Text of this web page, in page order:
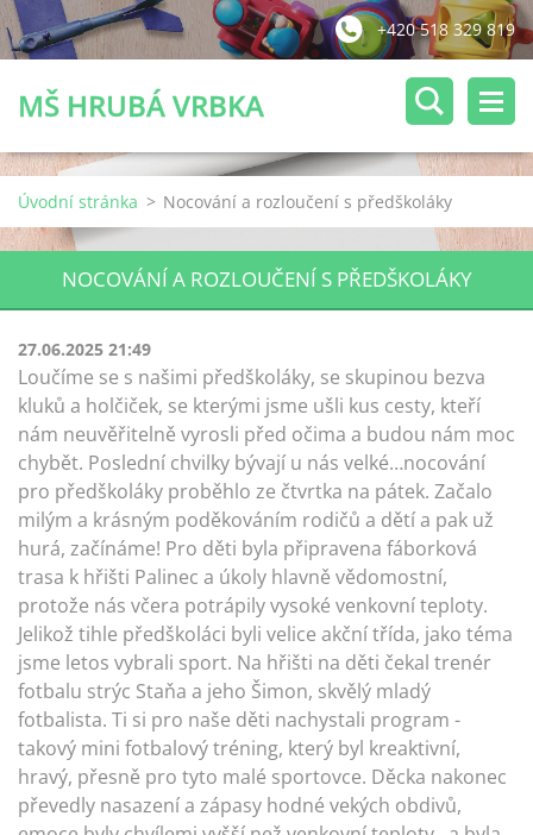
+420 518 329 819
MŠ HRUBÁ VRBKA
Úvodní stránka > Nocování a rozloučení s předškoláky
NOCOVÁNÍ A ROZLOUČENÍ S PŘEDŠKOLÁKY
27.06.2025 21:49
Loučíme se s našimi předškoláky, se skupinou bezva
kluků a holčiček, se kterými jsme ušli kus cesty, kteří
nám neuvěřitelně vyrosli před očima a budou nám moc
chybět. Poslední chvilky bývají u nás velké…nocování
pro předškoláky proběhlo ze čtvrtka na pátek. Začalo
milým a krásným poděkováním rodičů a dětí a pak už
hurá, začínáme! Pro děti byla připravena fáborková
trasa k hřišti Palinec a úkoly hlavně vědomostní,
protože nás včera potrápily vysoké venkovní teploty.
Jelikož tihle předškoláci byli velice akční třída, jako téma
jsme letos vybrali sport. Na hřišti na děti čekal trenér
fotbalu strýc Staňa a jeho Šimon, skvělý mladý
fotbalista. Ti si pro naše děti nachystali program -
takový mini fotbalový tréning, který byl kreaktivní,
hravý, přesně pro tyto malé sportovce. Děcka nakonec
převedly nasazení a zápasy hodné vekých obdivů,